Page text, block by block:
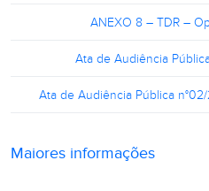
ANEXO 8 – TDR –
Ata de Audiência
Ata de Audiência Pública
Maiores informações